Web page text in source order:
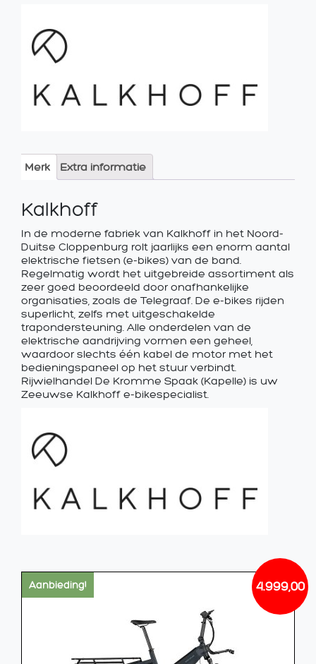
Merk Extra informatie
Kalkhoff
In de moderne fabriek van Kalkhoff in het Noord-
Duitse Cloppenburg rolt jaarlijks een enorm aantal
elektrische fietsen (e-bikes) van de band.
Regelmatig wordt het uitgebreide assortiment als
zeer goed beoordeeld door onafhankelijke
organisaties, zoals de Telegraaf. De e-bikes rijden
superlicht, zelfs met uitgeschakelde
trapondersteuning. Alle onderdelen van de
elektrische aandrijving vormen een geheel,
waardoor slechts één kabel de motor met het
bedieningspaneel op het stuur verbindt.
Rijwielhandel De Kromme Spaak (Kapelle) is uw
Zeeuwse Kalkhoff e-bikespecialist.
Aanbieding!
prijs
4.999,00
prijs